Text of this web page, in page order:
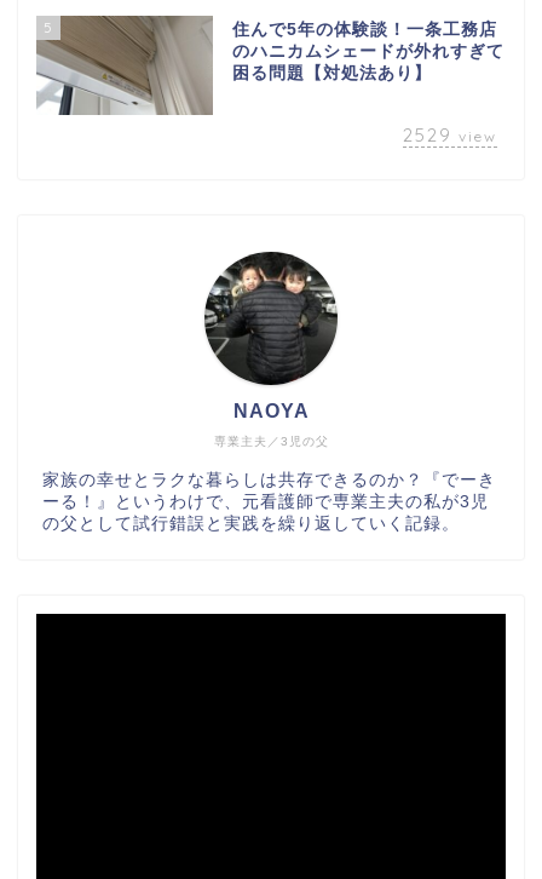
5
住んで5年の体験談！一条工務店
のハニカムシェードが外れすぎて
困る問題【対処法あり】
2529 view
専業主夫／3児の父
NAOYA
家族の幸せとラクな暮らしは共存できるのか？『でーき
ーる！』というわけで、元看護師で専業主夫の私が3児
の父として試行錯誤と実践を繰り返していく記録。